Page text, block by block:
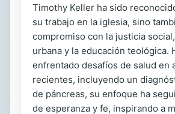
Timothy Keller ha sido
su trabajo en la iglesia, sino
compromiso con la justicia
urbana y la educación teológica.
enfrentado desafíos de salud en
recientes, incluyendo un
de páncreas, su enfoque ha
de esperanza y fe, inspirando a